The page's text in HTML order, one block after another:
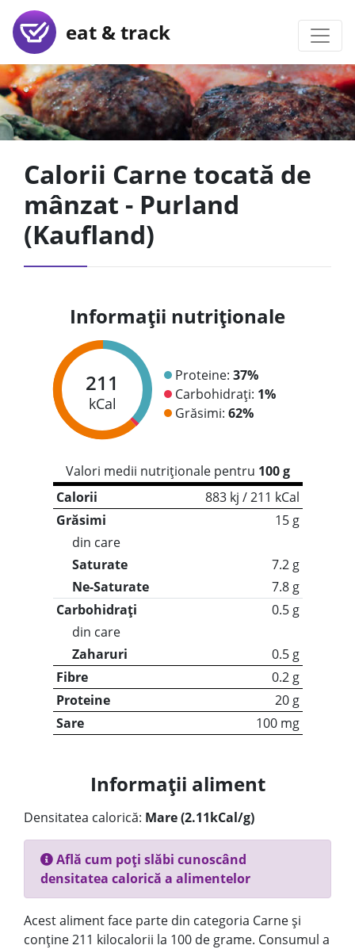
eat & track
Calorii Carne tocată de
mânzat - Purland
(Kaufland)
Informații nutriționale
211
kCal
Proteine: 37%
Carbohidrați: 1%
Grăsimi: 62%
Valori medii nutriționale pentru 100 g
Calorii
883 kj / 211 kCal
Grăsimi
15 g
din care
Saturate
7.2 g
Ne-Saturate
7.8 g
Carbohidrați
0.5 g
din care
Zaharuri
0.5 g
Fibre
0.2 g
Proteine
20 g
Sare
100 mg
Informații aliment
Densitatea calorică: Mare (2.11kCal/g)
Află cum poți slăbi cunoscând
densitatea calorică a alimentelor
Acest aliment face parte din categoria Carne și
conține 211 kilocalorii la 100 de grame. Consumul a